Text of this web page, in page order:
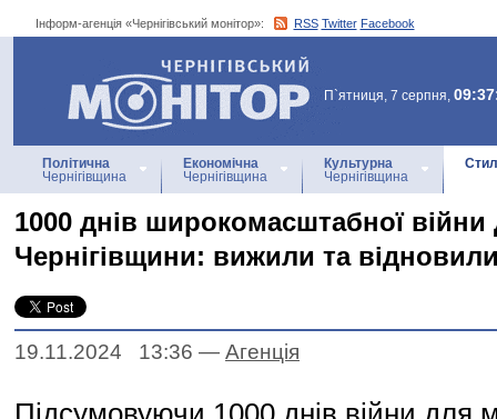
Інформ-агенція «Чернігівський монітор»: RSS Twitter Facebook
Інформ-агенція
«Чернігівський монітор»
П`ятниця, 7 серпня,
Політична
Чернігівщина
Економічна
Чернігівщина
Культурна
Чернігівщина
1000 днів широкомасштабної війни
Чернігівщини: вижили та
19.11.2024 13:36 — Агенцiя